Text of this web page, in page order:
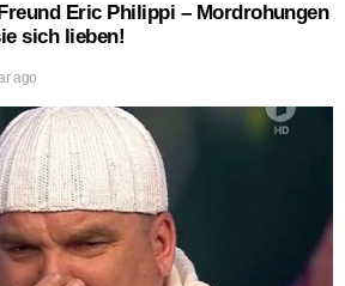
Eric Philippi – Mordrohungen
sich lieben!
ago